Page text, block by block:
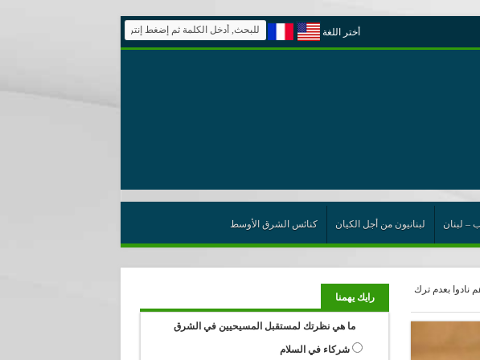
أختر اللغة
– لبنان لبنانيون من أجل الكيان كنائس الشرق الأوسط
نادوا بعدم ترك
رايك يهمنا
ما هي نظرتك لمستقبل المسيحيين في الشرق
شركاء في السلام